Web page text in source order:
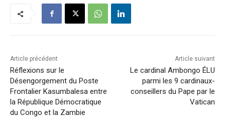
Article précédent
Réflexions sur le
Désengorgement du Poste
Frontalier Kasumbalesa entre
la République Démocratique
du Congo et la Zambie
Article suivant
Le cardinal Ambongo ÉLU
parmi les 9 cardinaux-
conseillers du Pape par le
Vatican